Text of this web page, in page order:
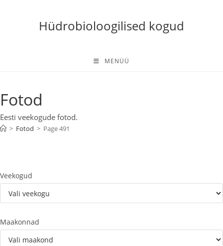
Hüdrobioloogilised kogud
MENÜÜ
Fotod
Eesti veekogude fotod.
> Fotod > Page 491
Veekogud
Maakonnad